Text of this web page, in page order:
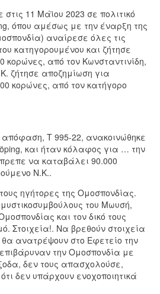
στις 11 Μάϊου 2023 σε πολιτικό
όπου αμέσως με την έναρξη της
αναίρεσε όλες τις
κατηγορουμένου και ζήτησε
κορώνες, από τον Κωνσταντινίδη,
ζήτησε αποζημίωση για
κορώνες, από τον κατήγορο
απόφαση, Τ 995-22, ανακοινώθηκε
και ήταν κόλαφος για … την
να καταβάλει 90.000
Ν.Κ..
ηγήτορες της Ομοσπονδίας.
του Μωυσή,
και τον δικό τους
Στοιχεία!. Να βρεθούν στοιχεία
θα ανατρέψουν στο Εφετείο την
επιβάρυναν την Ομοσπονδία με
δεν τους απασχολούσε,
δεν υπάρχουν ενοχοποιητικά